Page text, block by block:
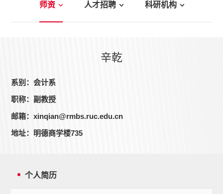
师资 人才招聘 科研机构
辛乾
系别：会计系
职称：副教授
邮箱：xinqian@rmbs.ruc.edu.cn
地址：明德商学楼735
个人简历